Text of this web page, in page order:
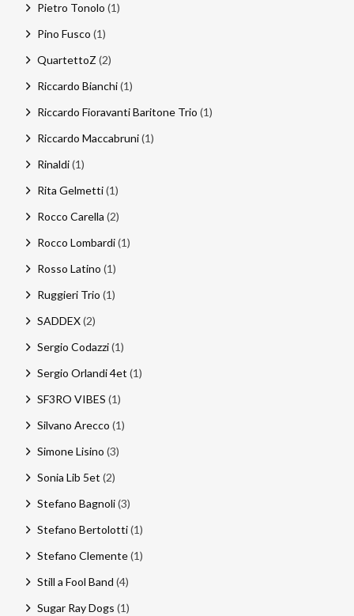
Pietro Tonolo (1)
Pino Fusco (1)
QuartettoZ (2)
Riccardo Bianchi(1)
Riccardo Fioravanti Baritone Trio (1)
Riccardo Maccabruni(1)
Rinaldi(1)
Rita Gelmetti(1)
Rocco Carella (2)
Rocco Lombardi(1)
Rosso Latino (1)
Ruggieri Trio (1)
SADDEX(2)
Sergio Codazzi(1)
Sergio Orlandi 4et (1)
SF3RO VIBES (1)
Silvano Arecco (1)
Simone Lisino (3)
Sonia Lib 5et (2)
Stefano Bagnoli(3)
Stefano Bertolotti(1)
Stefano Clemente(1)
Still a Fool Band (4)
Sugar Ray Dogs (1)